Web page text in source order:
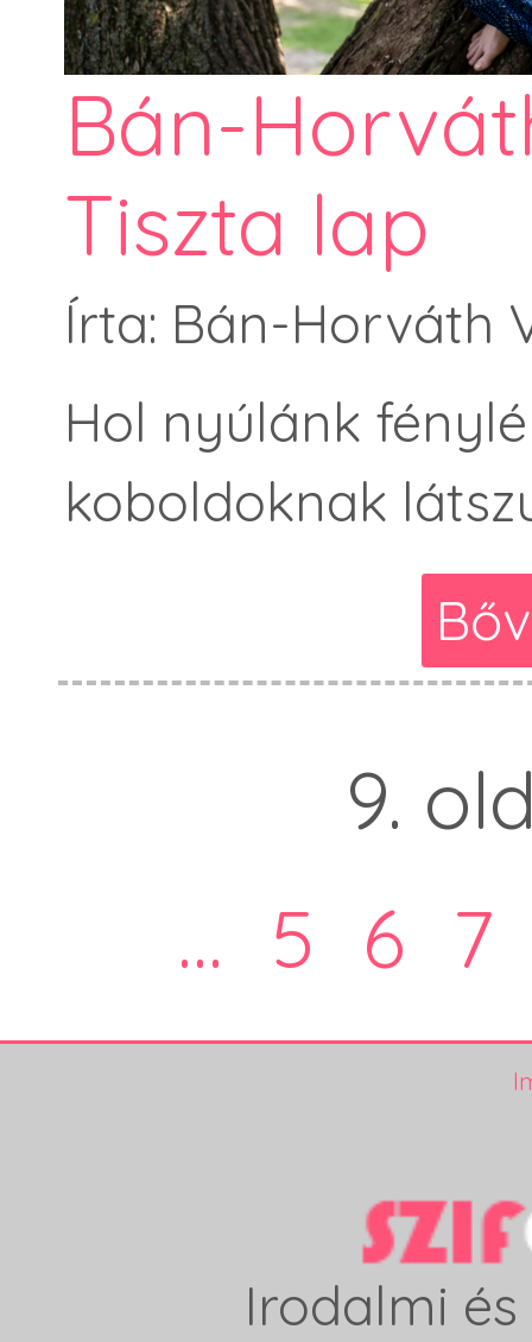
Bán-
Tiszta lap
Írta: Bán-Horváth
Hol nyúlánk
koboldoknak
9.
... 5 6 7
Irodalmi